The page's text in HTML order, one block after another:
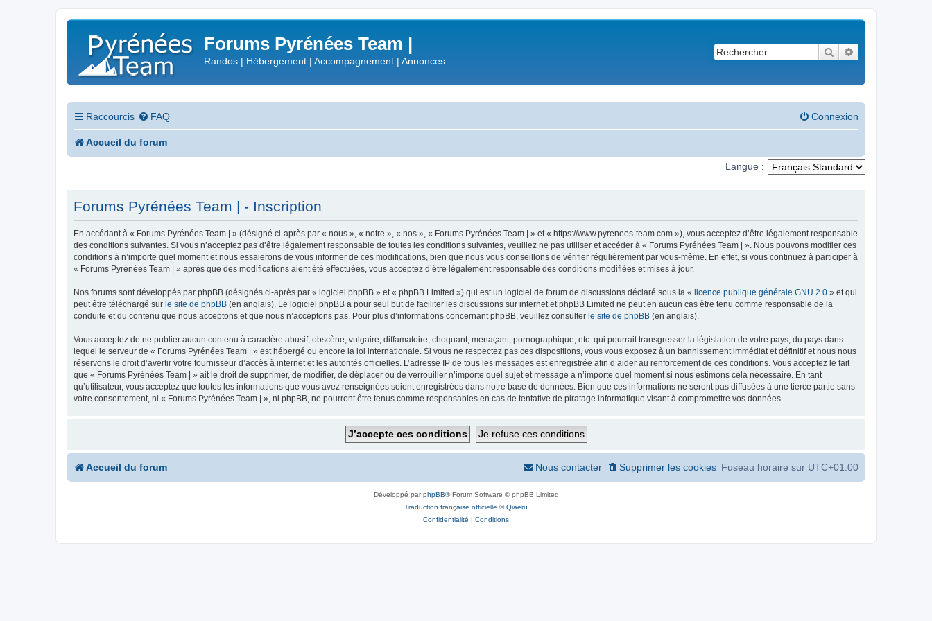
Forums Pyrénées Team |
Randos | Hébergement | Accompagnement | Annonces...
Rechercher
Raccourcis FAQ Connexion
Accueil du forum
Langue :
Forums Pyrénées Team | - Inscription
En accédant à « Forums Pyrénées Team | » (désigné ci-après par « nous », « notre », « nos », « Forums Pyrénées Team | » et « https://www.pyrenees-team.com »), vous acceptez d’être légalement responsable
des conditions suivantes. Si vous n’acceptez pas d’être légalement responsable de toutes les conditions suivantes, veuillez ne pas utiliser et accéder à « Forums Pyrénées Team | ». Nous pouvons modifier ces
conditions à n’importe quel moment et nous essaierons de vous informer de ces modifications, bien que nous vous conseillons de vérifier régulièrement par vous-même. En effet, si vous continuez à participer à
« Forums Pyrénées Team | » après que des modifications aient été effectuées, vous acceptez d’être légalement responsable des conditions modifiées et mises à jour.
Nos forums sont développés par phpBB (désignés ci-après par « logiciel phpBB » et « phpBB Limited ») qui est un logiciel de forum de discussions déclaré sous la « licence publique générale GNU 2.0 » et qui
peut être téléchargé sur le site de phpBB (en anglais). Le logiciel phpBB a pour seul but de faciliter les discussions sur internet et phpBB Limited ne peut en aucun cas être tenu comme responsable de la
conduite et du contenu que nous acceptons et que nous n’acceptons pas. Pour plus d’informations concernant phpBB, veuillez consulter le site de phpBB (en anglais).
Vous acceptez de ne publier aucun contenu à caractère abusif, obscène, vulgaire, diffamatoire, choquant, menaçant, pornographique, etc. qui pourrait transgresser la législation de votre pays, du pays dans
lequel le serveur de « Forums Pyrénées Team | » est hébergé ou encore la loi internationale. Si vous ne respectez pas ces dispositions, vous vous exposez à un bannissement immédiat et définitif et nous nous
réservons le droit d’avertir votre fournisseur d’accès à internet et les autorités officielles. L’adresse IP de tous les messages est enregistrée afin d’aider au renforcement de ces conditions. Vous acceptez le fait
que « Forums Pyrénées Team | » ait le droit de supprimer, de modifier, de déplacer ou de verrouiller n’importe quel sujet et message à n’importe quel moment si nous estimons cela nécessaire. En tant
qu’utilisateur, vous acceptez que toutes les informations que vous avez renseignées soient enregistrées dans notre base de données. Bien que ces informations ne seront pas diffusées à une tierce partie sans
votre consentement, ni « Forums Pyrénées Team | », ni phpBB, ne pourront être tenus comme responsables en cas de tentative de piratage informatique visant à compromettre vos données.
Accueil du forum Fuseau horaire sur UTC+01:00
Supprimer les cookies
Nous contacter
Développé parphpBB® Forum Software © phpBB Limited
Traduction française officielle ©Qiaeru
Confidentialité | Conditions